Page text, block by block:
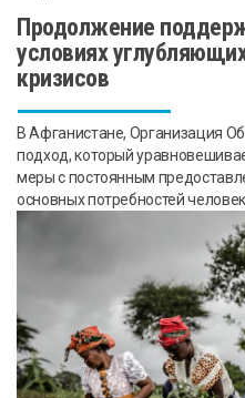
Продолжение
условиях
кризисов
В Афганистане, Организация
подход, который
меры с постоянным
основных потребностей